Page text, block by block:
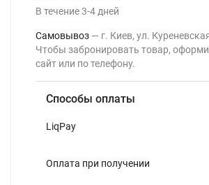
В течение3-4 дней
Самовывоз
г. Киев, ул.
Чтобы забронировать товар,
сайт или по телефону.
Способы оплаты
LiqPay
Оплата при получении